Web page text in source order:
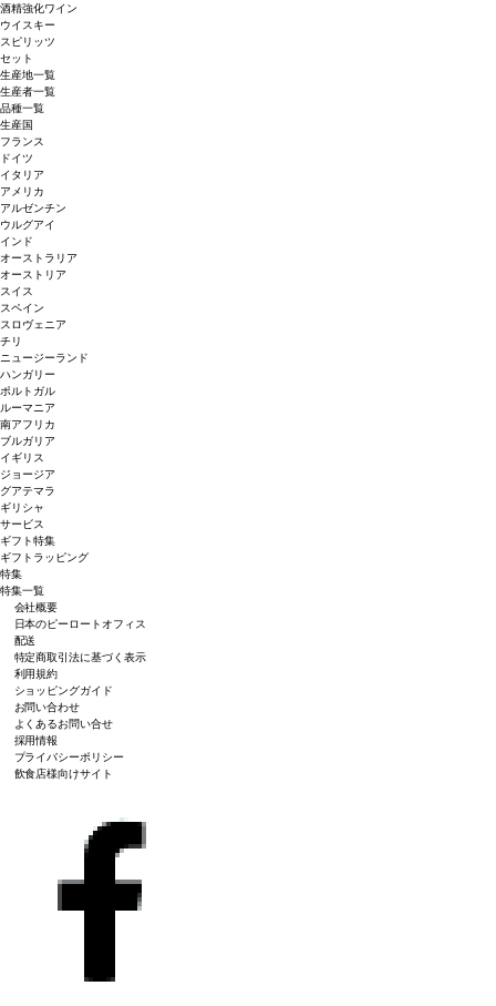
酒精強化ワイン
ウイスキー
スピリッツ
セット
生産地一覧
生産者一覧
品種一覧
生産国
フランス
ドイツ
イタリア
アメリカ
アルゼンチン
ウルグアイ
インド
オーストラリア
オーストリア
スイス
スペイン
スロヴェニア
チリ
ニュージーランド
ハンガリー
ポルトガル
ルーマニア
南アフリカ
ブルガリア
イギリス
ジョージア
グアテマラ
ギリシャ
サービス
ギフト特集
ギフトラッピング
特集
特集一覧
会社概要
日本のピーロートオフィス
配送
特定商取引法に基づく表示
利用規約
ショッピングガイド
お問い合わせ
よくあるお問い合せ
採用情報
プライバシーポリシー
飲食店様向けサイト